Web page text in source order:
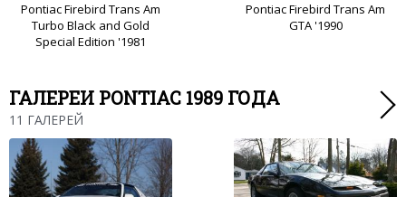
Pontiac Firebird Trans Am
Turbo Black and Gold
Special Edition '1981
Pontiac Firebird Trans Am
GTA '1990
ГАЛЕРЕИ PONTIAC 1989 ГОДА
11 ГАЛЕРЕЙ